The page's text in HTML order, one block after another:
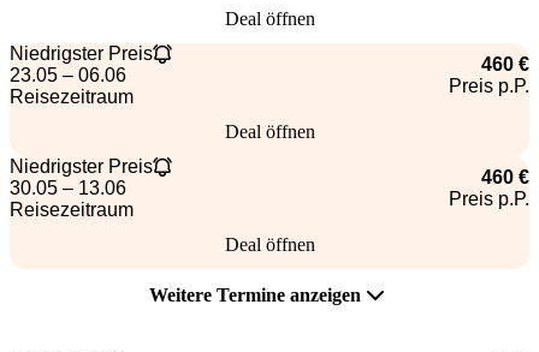
Deal öffnen
Niedrigster Preis
23.05 – 06.06
Reisezeitraum
460 €
Preis p.P.
Deal öffnen
Niedrigster Preis
30.05 – 13.06
Reisezeitraum
460 €
Preis p.P.
Deal öffnen
Weitere Termine anzeigen